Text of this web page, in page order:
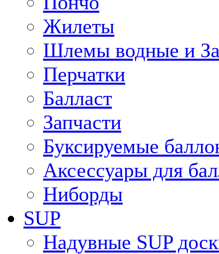
Жилеты
Шлемы водные и
Перчатки
Балласт
Запчасти
Буксируемые
Аксессуары для
Ниборды
SUP
Надувные SUP